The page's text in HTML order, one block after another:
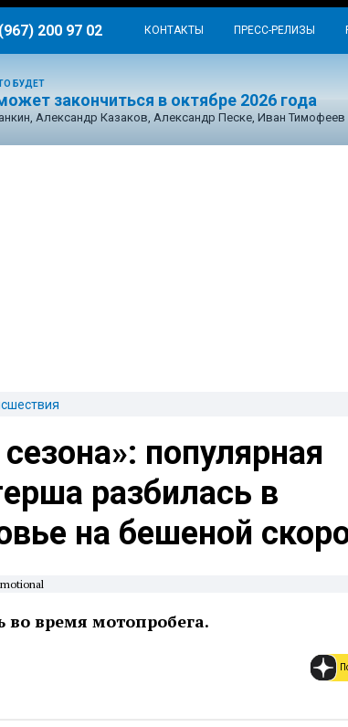
200 97 02 КОНТАКТЫ ПРЕСС-РЕЛИЗЫ
БУДЕТ
закончиться в октябре 2026 года
Александр Казаков, Александр Песке, Иван Тимофеев
популярная
разбилась в
на бешеной
во время мотопробега.